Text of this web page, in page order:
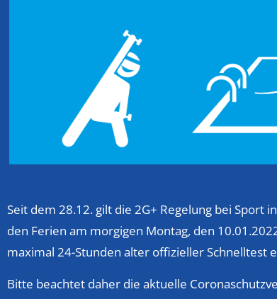
Seit dem 28.12. gilt die 2G+ Regelung bei Sport
den Ferien am morgigen Montag, den
maximal 24-Stunden alter offizieller Schnelltest
Bitte beachtet daher die aktuelle